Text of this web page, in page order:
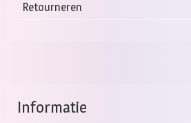
Retourneren
Informatie